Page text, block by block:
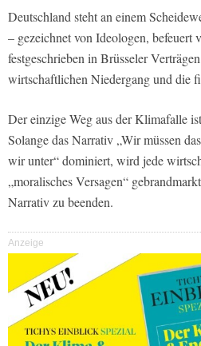
Deutschland steht an einem
– gezeichnet von Ideologen, befeuert
festgeschrieben in Brüsseler
wirtschaftlichen Niedergang und die
Der einzige Weg aus der Klimafalle
Solange das Narrativ „Wir müssen
wir unter“ dominiert, wird jede
„moralisches Versagen“
Narrativ zu beenden.
Anzeige